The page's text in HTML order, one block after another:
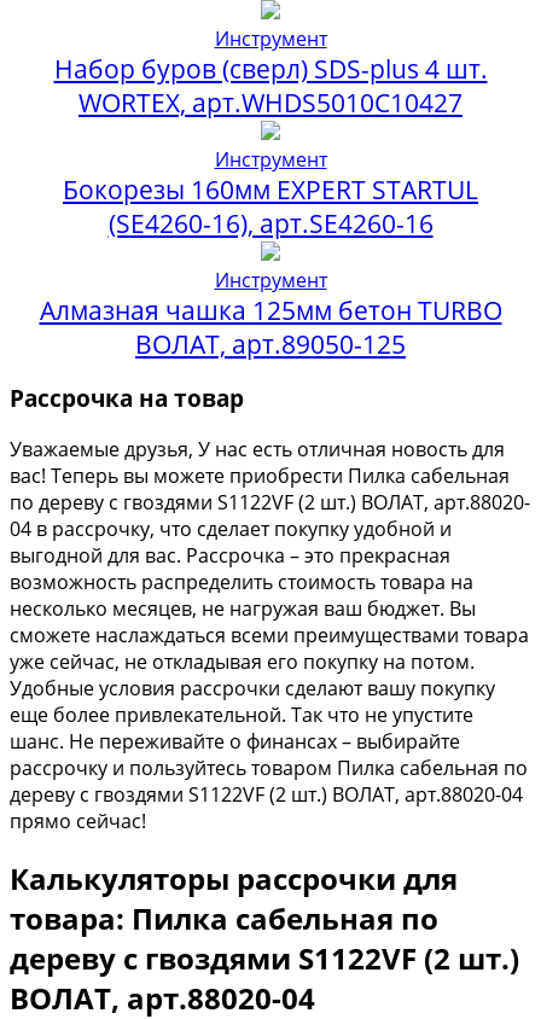
Инструмент
Набор буров (сверл) SDS-plus 4 шт.
WORTEX, арт.WHDS5010C10427
Инструмент
Бокорезы 160мм EXPERT STARTUL
(SE4260-16), арт.SE4260-16
Инструмент
Алмазная чашка 125мм бетон TURBO
ВОЛАТ, арт.89050-125
Рассрочка на товар
Уважаемые друзья, У нас есть отличная новость для
вас! Теперь вы можете приобрести Пилка сабельная
по дереву с гвоздями S1122VF (2 шт.) ВОЛАТ, арт.88020-
04 в рассрочку, что сделает покупку удобной и
выгодной для вас. Рассрочка – это прекрасная
возможность распределить стоимость товара на
несколько месяцев, не нагружая ваш бюджет. Вы
сможете наслаждаться всеми преимуществами товара
уже сейчас, не откладывая его покупку на потом.
Удобные условия рассрочки сделают вашу покупку
еще более привлекательной. Так что не упустите
шанс. Не переживайте о финансах – выбирайте
рассрочку и пользуйтесь товаром Пилка сабельная по
дереву с гвоздями S1122VF (2 шт.) ВОЛАТ, арт.88020-04
прямо сейчас!
Калькуляторы рассрочки для
товара: Пилка сабельная по
дереву с гвоздями S1122VF (2 шт.)
ВОЛАТ, арт.88020-04